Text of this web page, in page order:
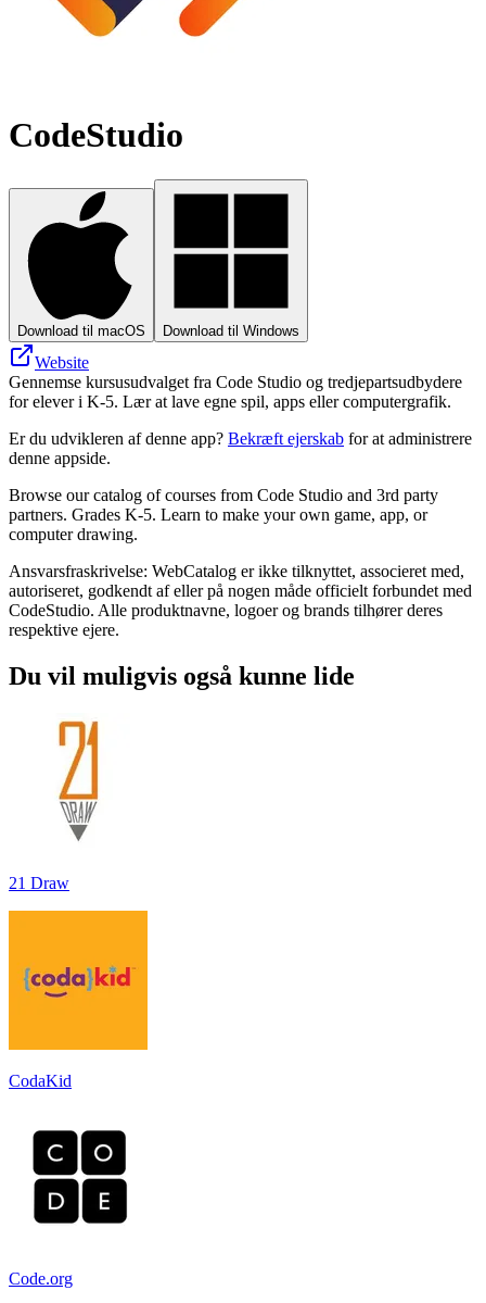
CodeStudio
Download til macOS Download til Windows
Website
Gennemse kursusudvalget fra Code Studio og tredjepartsudbydere
for elever i K-5. Lær at lave egne spil, apps eller computergrafik.
Er du udvikleren af denne app? Bekræft ejerskab for at administrere
denne appside.
Browse our catalog of courses from Code Studio and 3rd party
partners. Grades K-5. Learn to make your own game, app, or
computer drawing.
Ansvarsfraskrivelse: WebCatalog er ikke tilknyttet, associeret med,
autoriseret, godkendt af eller på nogen måde officielt forbundet med
CodeStudio. Alle produktnavne, logoer og brands tilhører deres
respektive ejere.
Du vil muligvis også kunne lide
21 Draw
CodaKid
Code.org